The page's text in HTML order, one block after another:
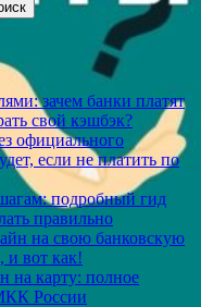
зачем банки платят
свой кэшбэк?
официального
если не платить по
подробный гид
правильно
на свою банковскую
и вот как!
на карту: полное
России